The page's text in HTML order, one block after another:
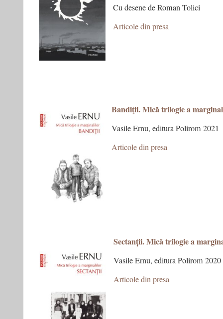
Cu desene de Roman Tolici
Articole din presa
Bandiţii. Mică trilogie a
Vasile Ernu, editura Polirom 2021
Articole din presa
Sectanții. Mică trilogie a
Vasile Ernu, editura Polirom 2020
Articole din presa